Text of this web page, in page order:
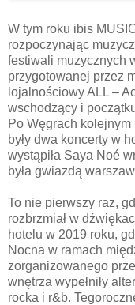
W tym roku ibis
rozpoczynając
festiwali muzycznych
przygotowanej przez
lojalnościowy ALL –
wschodzący i
Po Węgrach
były dwa koncerty w
wystąpiła Saya Noé
była gwiazdą
To nie pierwszy raz,
rozbrzmiał w
hotelu w 2019 roku,
Nocna w ramach
zorganizowanego
wnętrza wypełniły
rocka i r&b.